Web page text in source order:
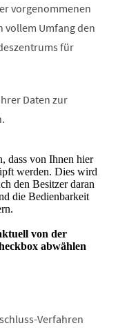
vorgenommenen
vollem Umfang den
für
Daten zur
Verfahren